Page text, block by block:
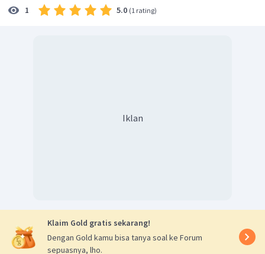
1 5.0 (1 rating)
Iklan
Klaim Gold gratis sekarang!
Dengan Gold kamu bisa tanya soal ke Forum
sepuasnya, lho.